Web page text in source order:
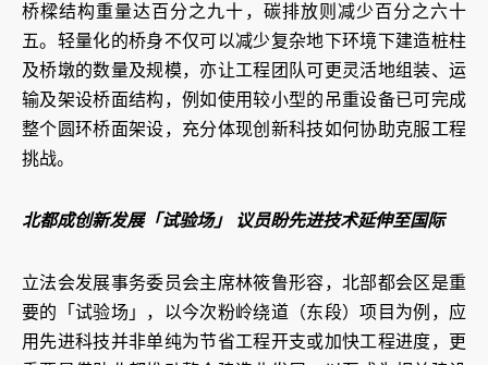
桥樑结构重量达百分之九十，碳排放则减少百分之六十
五。轻量化的桥身不仅可以减少复杂地下环境下建造桩柱
及桥墩的数量及规模，亦让工程团队可更灵活地组装、运
输及架设桥面结构，例如使用较小型的吊重设备已可完成
整个圆环桥面架设，充分体现创新科技如何协助克服工程
挑战。
北都成创新发展「试验场」 议员盼先进技术延伸至国际
立法会发展事务委员会主席林筱鲁形容，北部都会区是重
要的「试验场」，以今次粉岭绕道（东段）项目为例，应
用先进科技并非单纯为节省工程开支或加快工程进度，更